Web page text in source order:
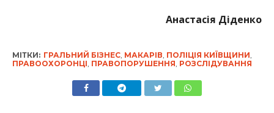
Анастасія Діденко
МІТКИ: ГРАЛЬНИЙ БІЗНЕС, МАКАРІВ ПОЛІЦІЯ КИЇВЩИНИ
ПРАВООХОРОНЦІ ПРАВОПОРУШЕННЯ РОЗСЛІДУВАННЯ